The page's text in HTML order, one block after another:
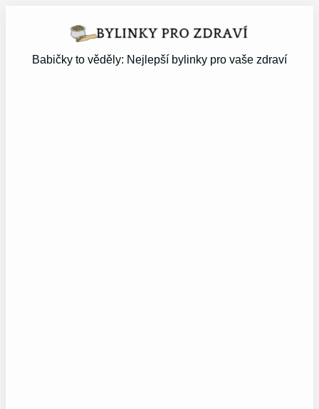
Babičky to věděly: Nejlepší bylinky pro vaše zdraví